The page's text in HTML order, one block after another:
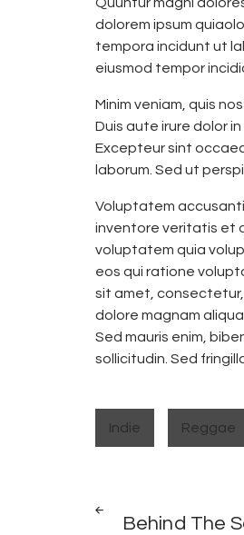
dolorem ipsum
tempora incidunt ut
eiusmod tempor
Minim veniam, quis
Duis aute irure dolor
Excepteur sint
laborum. Sed ut
Voluptatem
inventore veritatis et
voluptatem quia
eos qui ratione
sit amet, consectetur,
dolore magnam
Sed mauris enim,
sollicitudin. Sed
Indie Reggae
Post
POST
Behind The